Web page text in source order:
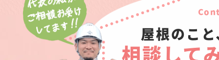
屋根のこ
相談して